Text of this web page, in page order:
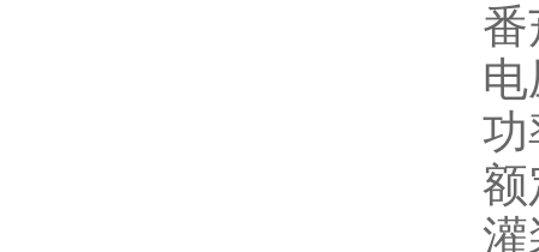
功
额